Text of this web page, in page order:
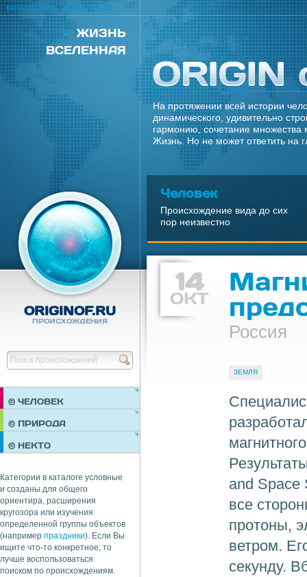
ЖИЗНЬ
ВСЕЛЕННАЯ
На протяжении всей истории
динамического, удивительно
гармонию, сочетание множества
Жизнь. Но не может ответить на
Человек
Происхождение вида до сих
пор неизвестно
ORIGINOF.RU
ПРОИСХОЖДЕНИЯ
© ЧЕЛОВЕК
ПРАЗДНИКИ
ОБЩЕСТВО
© ПРИРОДА
© НЕКТО
Категории в каталоге условные
и созданы для общего
ориентира, расширения
кругозора или изучения
определенной группы объектов
(например праздники). Если Вы
ищите что-то конкретное, то
лучше воспользоваться
поиском по происхождениям.
14
ОКТ
Россия
ЗЕМЛЯ
and
все
протоны,
ветром.
секунду.
регистрация|авторизация